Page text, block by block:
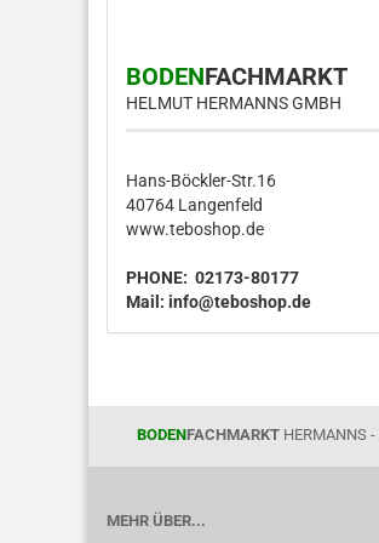
BODENFACHMARKT
HELMUT HERMANNS GMBH
Hans-Böckler-Str.16
40764 Langenfeld
www.teboshop.de
PHONE: 02173-80177
Mail: info@teboshop.de
BODENFACHMARKTHERMANNS
MEHR ÜBER...